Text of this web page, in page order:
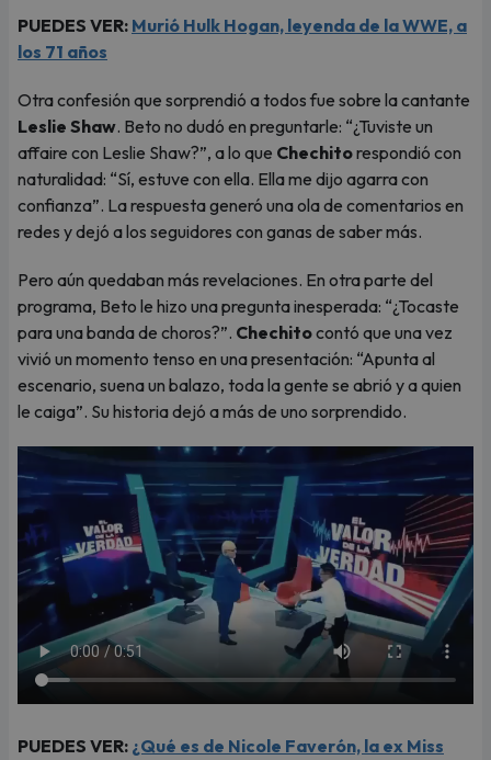
PUEDES VER: Murió Hulk Hogan, leyenda de la WWE, a
los 71 años
Otra confesión que sorprendió a todos fue sobre la cantante
Leslie Shaw. Beto no dudó en preguntarle: “¿Tuviste un
affaire con Leslie Shaw?”, a lo que Chechitorespondió con
naturalidad: “Sí, estuve con ella. Ella me dijo agarra con
confianza”. La respuesta generó una ola de comentarios en
redes y dejó a los seguidores con ganas de saber más.
Pero aún quedaban más revelaciones. En otra parte del
programa, Beto le hizo una pregunta inesperada: “¿Tocaste
para una banda de choros?”. Chechitocontó que una vez
vivió un momento tenso en una presentación: “Apunta al
escenario, suena un balazo, toda la gente se abrió y a quien
le caiga”. Su historia dejó a más de uno sorprendido.
PUEDES VER: ¿Qué es de Nicole Faverón, la ex Miss